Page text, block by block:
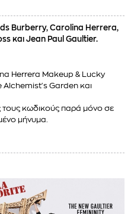
Burberry, Carolina Herrera,
και Jean Paul Gaultier.
Herrera Makeup & Lucky
Alchemist's Garden και
τους κωδικούς παρά μόνο σε
μήνυμα.